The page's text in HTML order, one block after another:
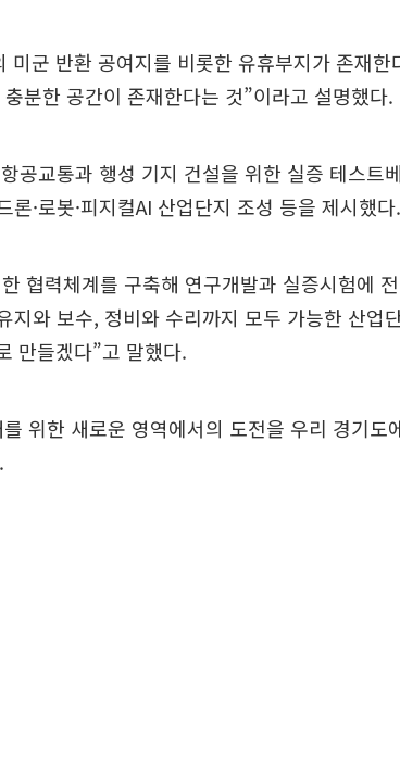
미군 반환 공여지를 비롯한 유휴부지가 존재한
분한 공간이 존재한다는 것”이라고 설명했다.
공교통과 행성 기지 건설을 위한 실증 테스트
·로봇·피지컬AI 산업단지 조성 등을 제시했다.
한 협력체계를 구축해 연구개발과 실증시험에
지와 보수, 정비와 수리까지 모두 가능한 산업
만들겠다”고 말했다.
위한 새로운 영역에서의 도전을 우리 경기도